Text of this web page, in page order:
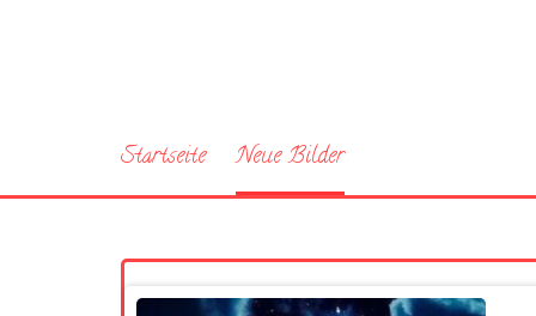
Startseite Neue Bilder